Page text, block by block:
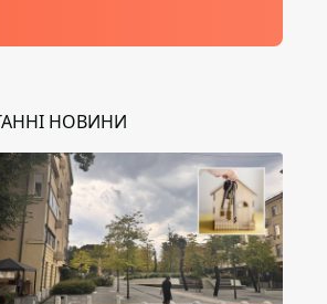
НОВИНИ